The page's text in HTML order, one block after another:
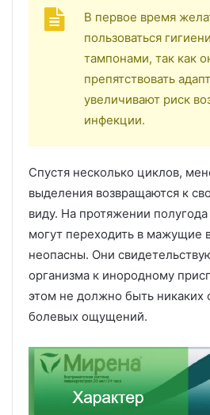
В первое время
пользоваться
тампонами, так как
препятствовать
увеличивают риск
инфекции.
Спустя несколько циклов,
выделения возвращаются к
виду. На протяжении
могут переходить в мажущие
неопасны. Они
организма к инородному
этом не должно быть никаких
болевых ощущений.